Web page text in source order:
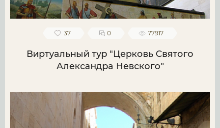
37 0 77917
Виртуальный тур "Церковь Святого
Александра Невского"